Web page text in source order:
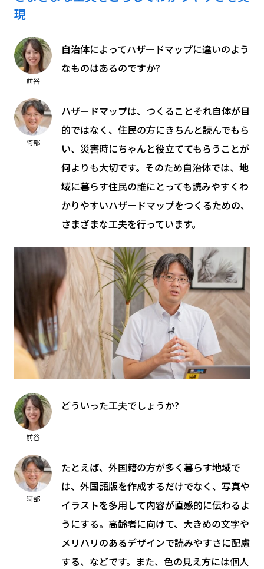
現
前谷
自治体によってハザードマップに違いのよう
なものはあるのですか?
阿部
ハザードマップは、つくることそれ自体が目
的ではなく、住民の方にきちんと読んでもら
い、災害時にちゃんと役立ててもらうことが
何よりも大切です。そのため自治体では、地
域に暮らす住民の誰にとっても読みやすくわ
かりやすいハザードマップをつくるための、
さまざまな工夫を行っています。
前谷
どういった工夫でしょうか?
阿部
たとえば、外国籍の方が多く暮らす地域で
は、外国語版を作成するだけでなく、写真や
イラストを多用して内容が直感的に伝わるよ
うにする。高齢者に向けて、大きめの文字や
メリハリのあるデザインで読みやすさに配慮
する、などです。また、色の見え方には個人